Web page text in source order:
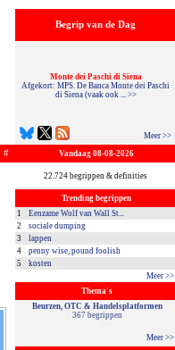
#
Begrip van de Dag
Meer >>
Monte dei Paschi di Siena
Afgekort: MPS. De Banca Monte dei Paschi
di Siena (vaak ook ... >>
Vandaag 08-08-2026
22.724 begrippen & definities
Trending begrippen
1
Eenzame Wolf van Wall St...
2
sociale dumping
3
lappen
4
penny wise, pound foolish
5
kosten
Meer >>
Thema's
Beurzen, OTC & Handelsplatformen
367 begrippen
Meer >>